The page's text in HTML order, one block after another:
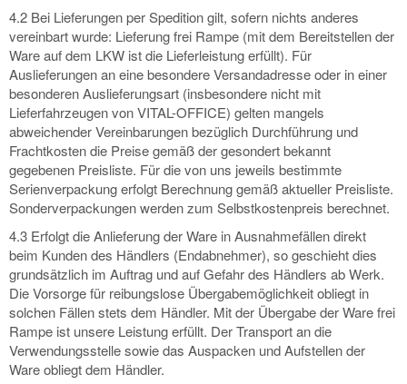
4.2 Bei Lieferungen per Spedition gilt, sofern nichts anderes
vereinbart wurde: Lieferung frei Rampe (mit dem Bereitstellen der
Ware auf dem LKW ist die Lieferleistung erfüllt). Für
Auslieferungen an eine besondere Versandadresse oder in einer
besonderen Auslieferungsart (insbesondere nicht mit
Lieferfahrzeugen von VITAL-OFFICE) gelten mangels
abweichender Vereinbarungen bezüglich Durchführung und
Frachtkosten die Preise gemäß der gesondert bekannt
gegebenen Preisliste. Für die von uns jeweils bestimmte
Serienverpackung erfolgt Berechnung gemäß aktueller Preisliste.
Sonderverpackungen werden zum Selbstkostenpreis berechnet.
4.3 Erfolgt die Anlieferung der Ware in Ausnahmefällen direkt
beim Kunden des Händlers (Endabnehmer), so geschieht dies
grundsätzlich im Auftrag und auf Gefahr des Händlers ab Werk.
Die Vorsorge für reibungslose Übergabemöglichkeit obliegt in
solchen Fällen stets dem Händler. Mit der Übergabe der Ware frei
Rampe ist unsere Leistung erfüllt. Der Transport an die
Verwendungsstelle sowie das Auspacken und Aufstellen der
Ware obliegt dem Händler.